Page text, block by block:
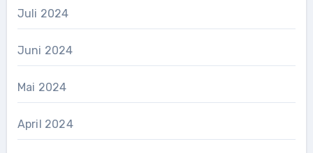
Juli 2024
Juni 2024
Mai 2024
April 2024